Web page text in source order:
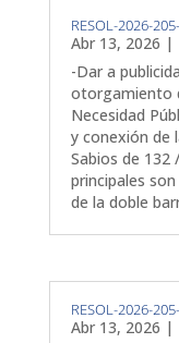
RESOL-2026-
Abr 13, 2026 |
-Dar a
otorgamiento
Necesidad
y conexión de
Sabios de 132
principales
de la doble
RESOL-2026-
Abr 13, 2026 |